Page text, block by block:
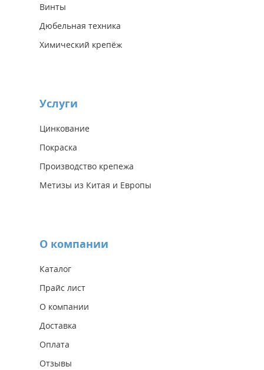
Винты
Дюбельная техника
Химический крепёж
Услуги
Цинкование
Покраска
Производство крепежа
Метизы из Китая и Европы
О компании
Каталог
Прайс лист
О компании
Доставка
Оплата
Отзывы